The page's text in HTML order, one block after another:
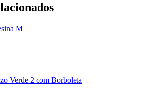
M
Verde 2 com Borboleta